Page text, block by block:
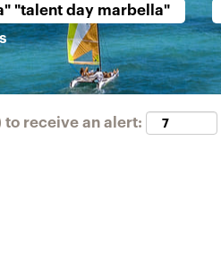
to receive an alert: